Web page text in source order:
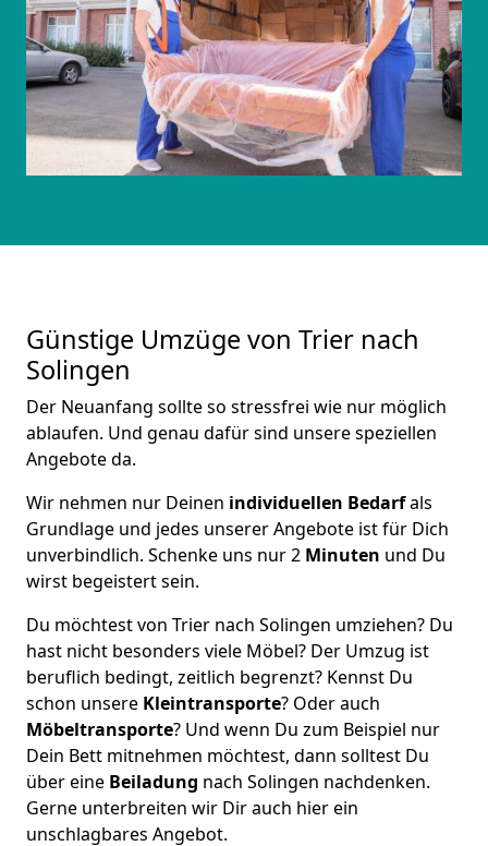
Günstige Umzüge von Trier nach
Solingen
Der Neuanfang sollte so stressfrei wie nur möglich
ablaufen. Und genau dafür sind unsere speziellen
Angebote da.
Wir nehmen nur Deinen individuellen Bedarfals
Grundlage und jedes unserer Angebote ist für Dich
unverbindlich. Schenke uns nur 2 Minuten und Du
wirst begeistert sein.
Du möchtest von Trier nach Solingen umziehen? Du
hast nicht besonders viele Möbel? Der Umzug ist
beruflich bedingt, zeitlich begrenzt? Kennst Du
schon unsere Kleintransporte? Oder auch
Möbeltransporte? Und wenn Du zum Beispiel nur
Dein Bett mitnehmen möchtest, dann solltest Du
über eine Beiladung nach Solingen nachdenken.
Gerne unterbreiten wir Dir auch hier ein
unschlagbares Angebot.